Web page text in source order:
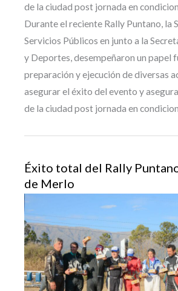
de la ciudad post jornada en
Durante el reciente Rally Puntano, la
Servicios Públicos en junto a la
y Deportes, desempeñaron un papel
preparación y ejecución de diversas
asegurar el éxito del evento y
de la ciudad post jornada en
Éxito total del Rally
de Merlo